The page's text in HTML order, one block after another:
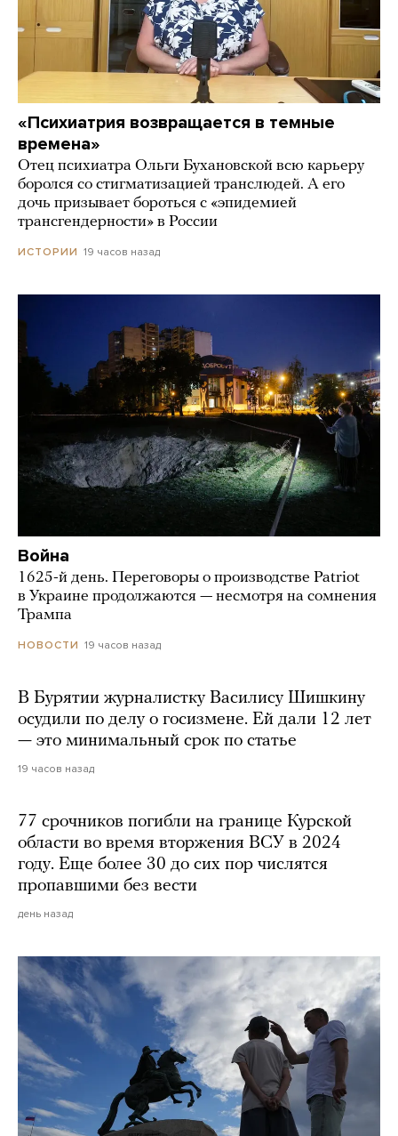
«Психиатрия возвращается в темные
времена»
Отец психиатра Ольги Бухановской всю карьеру
боролся со стигматизацией транслюдей. А его
дочь призывает бороться с «эпидемией
трансгендерности» в России
ИСТОРИИ 19 часов назад
Война
1625-й день. Переговоры о производстве Patriot
в Украине продолжаются — несмотря на сомнения
Трампа
НОВОСТИ 19 часов назад
В Бурятии журналистку Василису Шишкину
осудили по делу о госизмене. Ей дали 12 лет
— это минимальный срок по статье
19 часов назад
77 срочников погибли на границе Курской
области во время вторжения ВСУ в 2024
году. Еще более 30 до сих пор числятся
пропавшими без вести
день назад